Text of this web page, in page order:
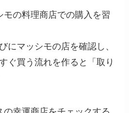
モの料理商店での購入を習
にマッシモの店を確認し、
ぐ買う流れを作ると「取り